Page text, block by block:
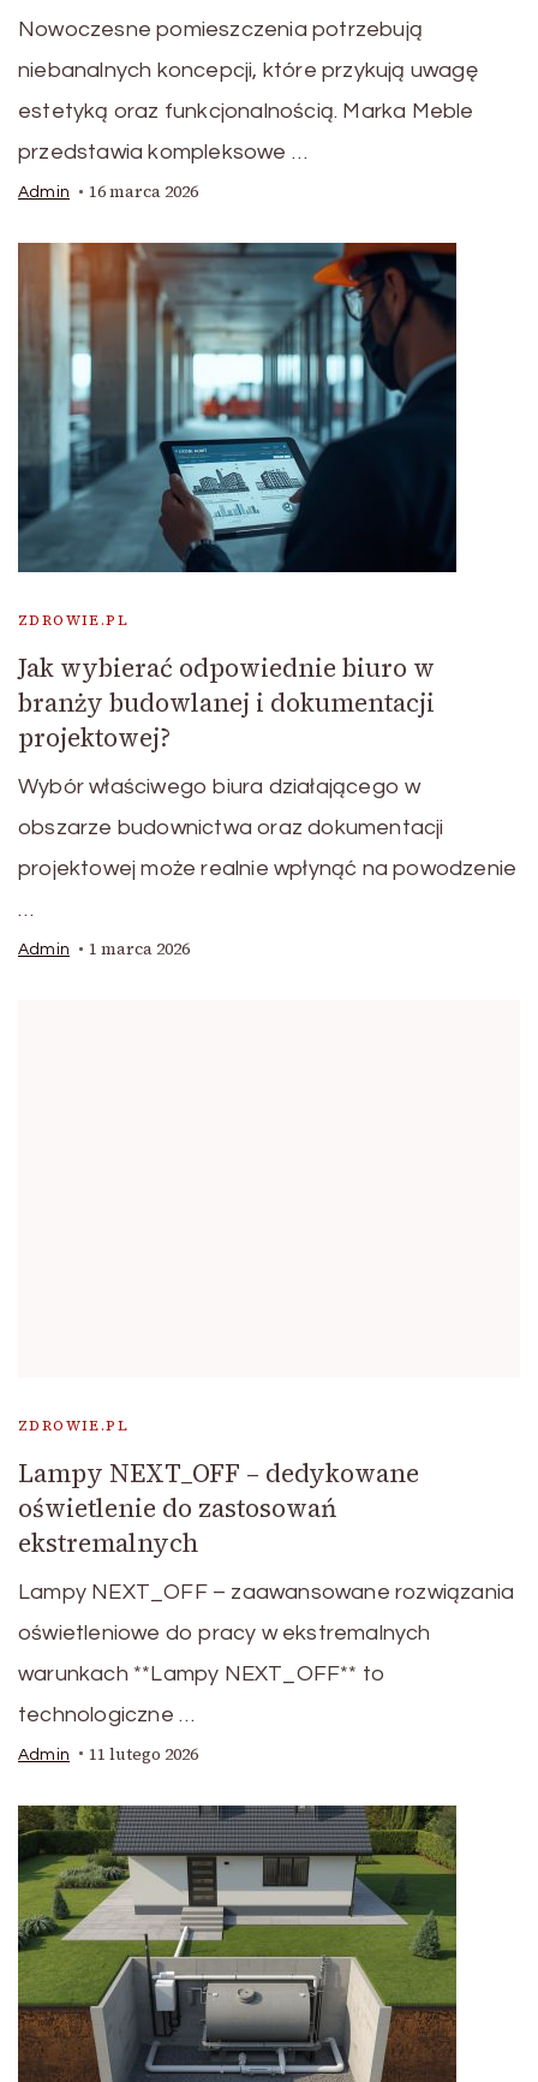
Nowoczesne pomieszczenia potrzebują
niebanalnych koncepcji, które przykują uwagę
estetyką oraz funkcjonalnością. Marka Meble
przedstawia kompleksowe …
Admin 16 marca 2026
ZDROWIE.PL
Jak wybierać odpowiednie biuro w
branży budowlanej i dokumentacji
projektowej?
Wybór właściwego biura działającego w
obszarze budownictwa oraz dokumentacji
projektowej może realnie wpłynąć na powodzenie
…
Admin 1 marca 2026
ZDROWIE.PL
Lampy NEXT_OFF – dedykowane
oświetlenie do zastosowań
ekstremalnych
Lampy NEXT_OFF – zaawansowane rozwiązania
oświetleniowe do pracy w ekstremalnych
warunkach **Lampy NEXT_OFF** to
technologiczne …
Admin 11 lutego 2026